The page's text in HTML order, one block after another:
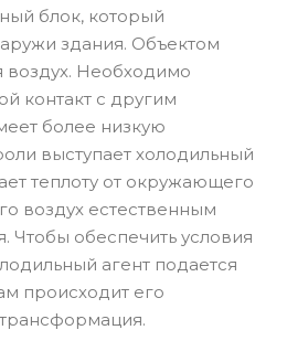
блок, который
здания. Объектом
воздух. Необходимо
контакт с другим
более низкую
выступает холодильный
теплоту от окружающего
воздух естественным
Чтобы обеспечить условия
агент подается
происходит его